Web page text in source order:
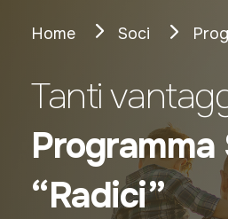
Home Soci
Tanti
Programma
“Radici”